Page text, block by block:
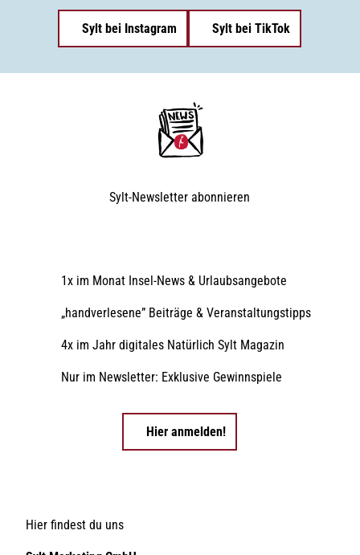
Sylt bei Instagram Sylt bei TikTok
Sylt-Newsletter abonnieren
1x im Monat Insel-News & Urlaubsangebote
„handverlesene” Beiträge & Veranstaltungstipps
4x im Jahr digitales Natürlich Sylt Magazin
Nur im Newsletter: Exklusive Gewinnspiele
Hier anmelden!
Hier findest du uns